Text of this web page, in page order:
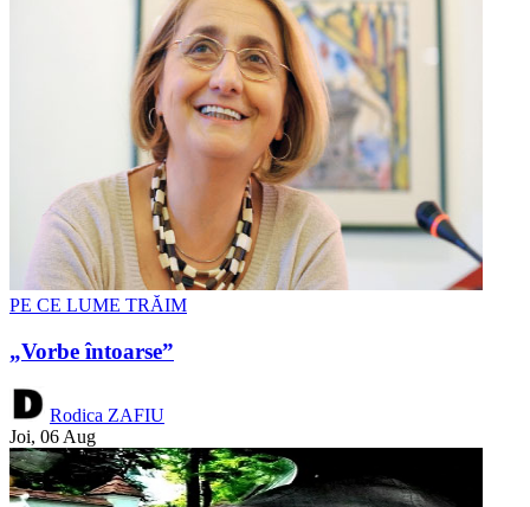
PE CE LUME TRĂIM
„Vorbe întoarse”
Rodica ZAFIU
Joi, 06 Aug